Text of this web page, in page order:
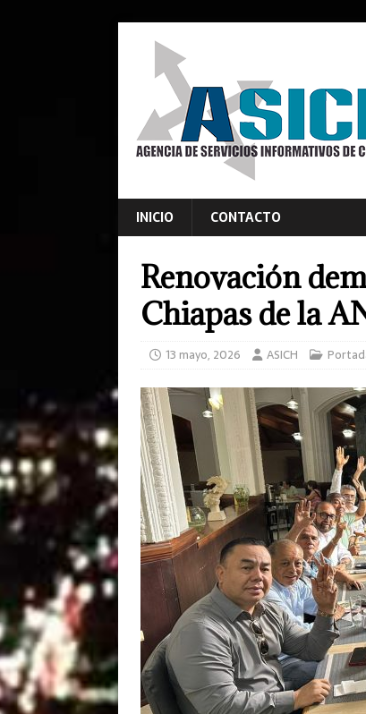
INICIO CONTACTO
Renovación
Chiapas de la
13 mayo, 2026 ASICH